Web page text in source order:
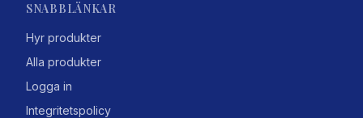
SNABBLÄNKAR
Hyr produkter
Alla produkter
Logga in
Integritetspolicy